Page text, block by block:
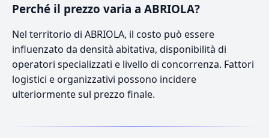
Perché il prezzo varia a ABRIOLA?
Nel territorio di ABRIOLA, il costo può essere
influenzato da densità abitativa, disponibilità di
operatori specializzati e livello di concorrenza. Fattori
logistici e organizzativi possono incidere
ulteriormente sul prezzo finale.